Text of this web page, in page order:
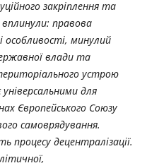
закріплення та
вплинули: правова
особливості, минулий
влади та
устрою
для
Європейського Союзу
самоврядування.
процесу децентралізації.